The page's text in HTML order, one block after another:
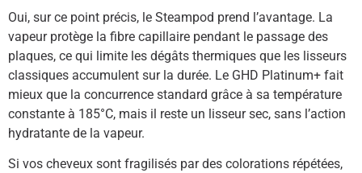
Oui, sur ce point précis, le Steampod prend l’avantage. La
vapeur protège la fibre capillaire pendant le passage des
plaques, ce qui limite les dégâts thermiques que les lisseurs
classiques accumulent sur la durée. Le GHD Platinum+ fait
mieux que la concurrence standard grâce à sa température
constante à 185°C, mais il reste un lisseur sec, sans l’action
hydratante de la vapeur.
Si vos cheveux sont fragilisés par des colorations répétées,